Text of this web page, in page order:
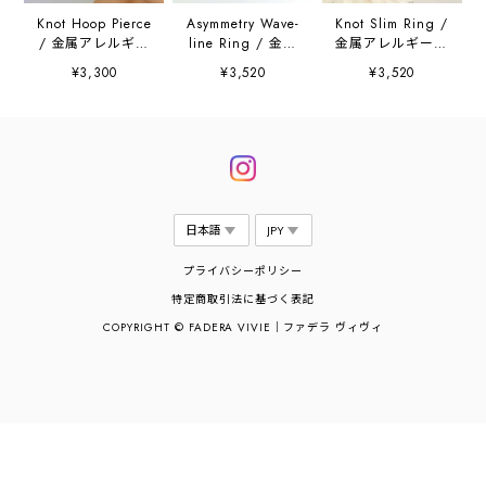
Knot Hoop Pierce
/ 金属アレルギー
対応
¥3,300
Asymmetry Wave-
line Ring / 金属
アレルギー対応
¥3,520
Knot Slim Ring /
金属アレルギー対
応
¥3,520
プライバシーポリシー
特定商取引法に基づく表記
COPYRIGHT © FADERA VIVIE｜ファデラ ヴィヴィ